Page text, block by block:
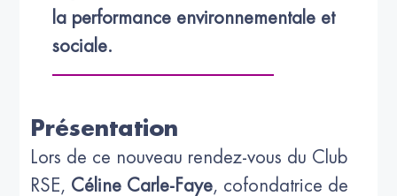
la performance environnementale et
sociale.
Présentation
Lors de ce nouveau rendez-vous du Club
RSE, Céline Carle-Faye, cofondatrice de